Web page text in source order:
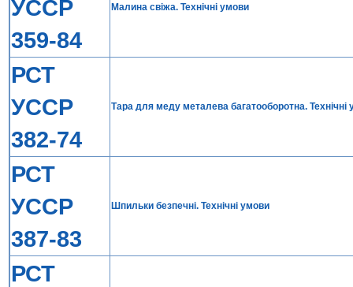
УССР
359-84
Малина свiжа. Технiчнi умови
РСТ
УССР
382-74
Тара для меду металева багатооборотна. Технiчнi
РСТ
УССР
387-83
Шпильки безпечнi. Технiчнi умови
РСТ